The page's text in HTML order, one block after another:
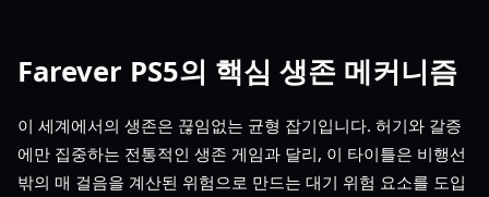
Farever PS5의 핵심 생존 메커니즘
이 세계에서의 생존은 끊임없는 균형 잡기입니다. 허기와 갈증
에만 집중하는 전통적인 생존 게임과 달리, 이 타이틀은 비행선
밖의 매 걸음을 계산된 위험으로 만드는 대기 위험 요소를 도입